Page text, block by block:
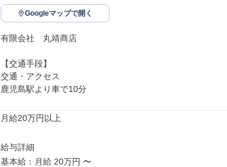
Googleマップで開く
有限会社　丸靖商店
【交通手段】
交通・アクセス
鹿児島駅より車で10分
月給20万円以上
給与詳細
基本給：月給 20万円 〜